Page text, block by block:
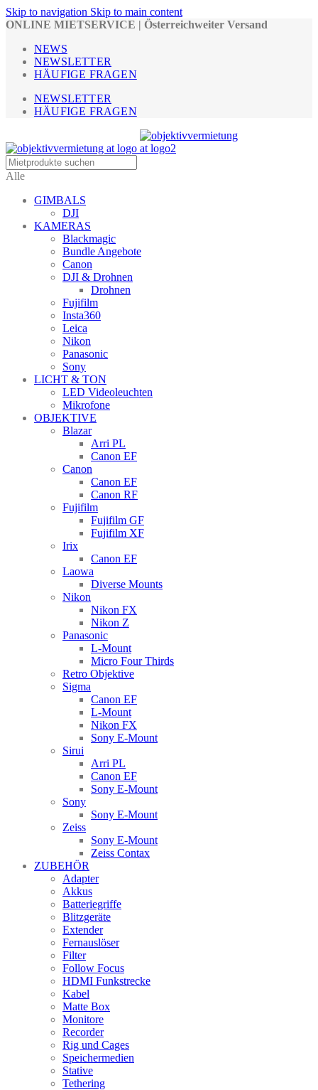
Skip to navigation Skip to main content
ONLINE MIETSERVICE | Österreichweiter Versand
NEWS
NEWSLETTER
HÄUFIGE FRAGEN
NEWSLETTER
HÄUFIGE FRAGEN
Alle
GIMBALS
DJI
KAMERAS
Blackmagic
Bundle Angebote
Canon
DJI & Drohnen
Drohnen
Fujifilm
Insta360
Leica
Nikon
Panasonic
Sony
LICHT & TON
LED Videoleuchten
Mikrofone
OBJEKTIVE
Blazar
Arri PL
Canon EF
Canon
Canon EF
Canon RF
Fujifilm
Fujifilm GF
Fujifilm XF
Irix
Canon EF
Laowa
Diverse Mounts
Nikon
Nikon FX
Nikon Z
Panasonic
L-Mount
Micro Four Thirds
Retro Objektive
Sigma
Canon EF
L-Mount
Nikon FX
Sony E-Mount
Sirui
Arri PL
Canon EF
Sony E-Mount
Sony
Sony E-Mount
Zeiss
Sony E-Mount
Zeiss Contax
ZUBEHÖR
Adapter
Akkus
Batteriegriffe
Blitzgeräte
Extender
Fernauslöser
Filter
Follow Focus
HDMI Funkstrecke
Kabel
Matte Box
Monitore
Recorder
Rig und Cages
Speichermedien
Stative
Tethering